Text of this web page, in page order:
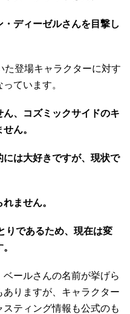
ディーゼルさんを目撃し
た登場キャラクターに対す
ています。
ん、コズミックサイドのキ
ん。
には大好きですが、現状で
ません。
りであるため、現在は変
ールさんの名前が挙げら
りますが、キャラクター
ティング情報も公式のも